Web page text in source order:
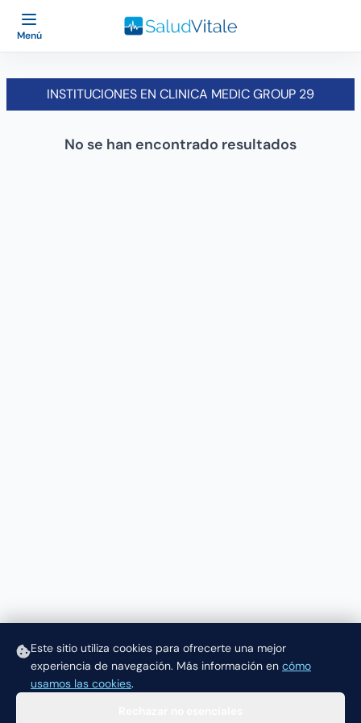
Este sitio utiliza cookies para ofrecerte una mejor
experiencia de navegación. Más información en cómo
usamos las cookies.
Menú
INSTITUCIONES EN CLINICA MEDIC GROUP 29
No se han encontrado resultados